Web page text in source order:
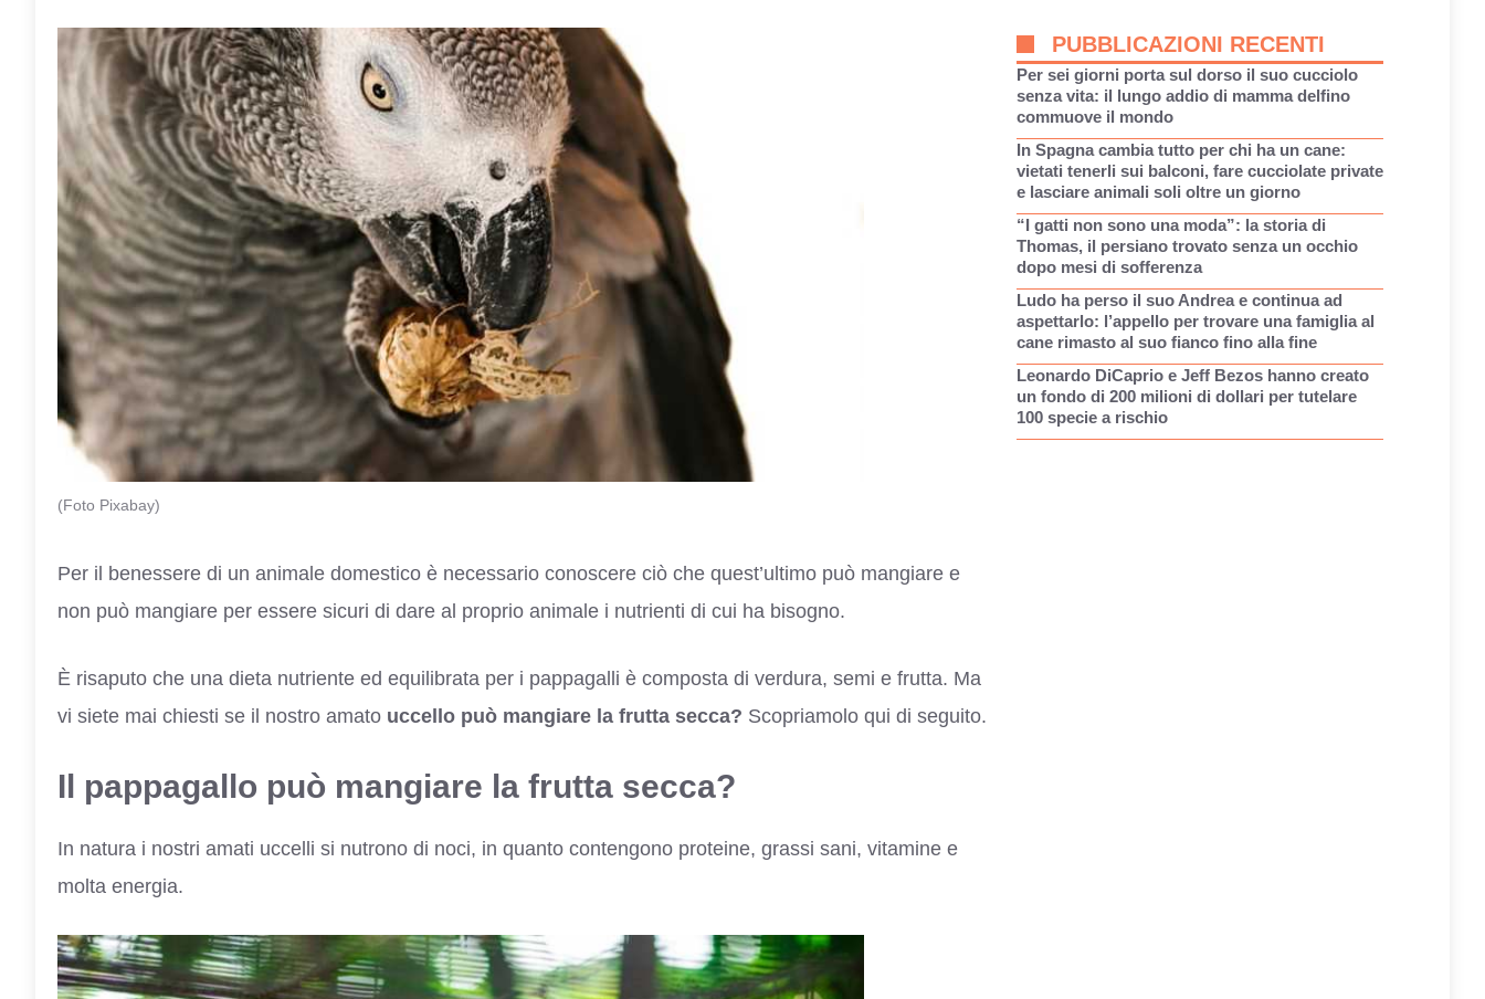
(Foto Pixabay)
Per il benessere di un animale domestico è necessario conoscere ciò che quest’ultimo può mangiare e
non può mangiare per essere sicuri di dare al proprio animale i nutrienti di cui ha bisogno.
È risaputo che una dieta nutriente ed equilibrata per i pappagalli è composta di verdura, semi e frutta. Ma
vi siete mai chiesti se il nostro amato uccello può mangiare la frutta secca? Scopriamolo qui di seguito.
Il pappagallo può mangiare la frutta secca?
In natura i nostri amati uccelli si nutrono di noci, in quanto contengono proteine, grassi sani, vitamine e
molta energia.
PUBBLICAZIONI RECENTI
Per sei giorni porta sul dorso il suo cucciolo
senza vita: il lungo addio di mamma delfino
commuove il mondo
In Spagna cambia tutto per chi ha un cane:
vietati tenerli sui balconi, fare cucciolate private
e lasciare animali soli oltre un giorno
“I gatti non sono una moda”: la storia di
Thomas, il persiano trovato senza un occhio
dopo mesi di sofferenza
Ludo ha perso il suo Andrea e continua ad
aspettarlo: l’appello per trovare una famiglia al
cane rimasto al suo fianco fino alla fine
Leonardo DiCaprio e Jeff Bezos hanno creato
un fondo di 200 milioni di dollari per tutelare
100 specie a rischio